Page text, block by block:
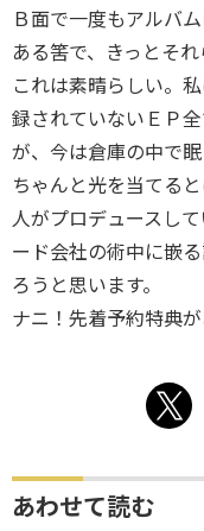
Ｂ面で一度もアルバ
ある筈で、きっとそ
これは素晴らしい。
録されていないＥＰ
が、今は倉庫の中で
ちゃんと光を当てる
人がプロデュースし
ード会社の術中に嵌
ろうと思います。
ナニ！先着予約特典
あわせて読む